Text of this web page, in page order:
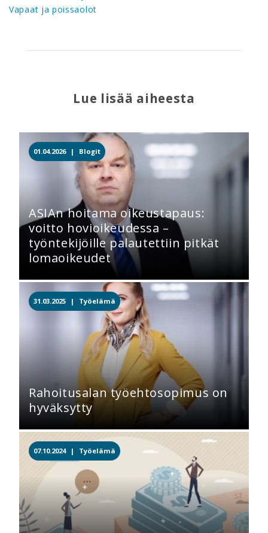
Vapaat ja poissaolot
Lue lisää aiheesta
01.04.2026 | Blogit
ASIAn hoitama oikeustapaus:
voitto hovioikeudessa –
työntekijöille palautettiin pitkät
lomaoikeudet
31.03.2025 | Työelämä
Rahoitusalan työehtosopimus on
hyväksytty
07.10.2024 | Työelämä